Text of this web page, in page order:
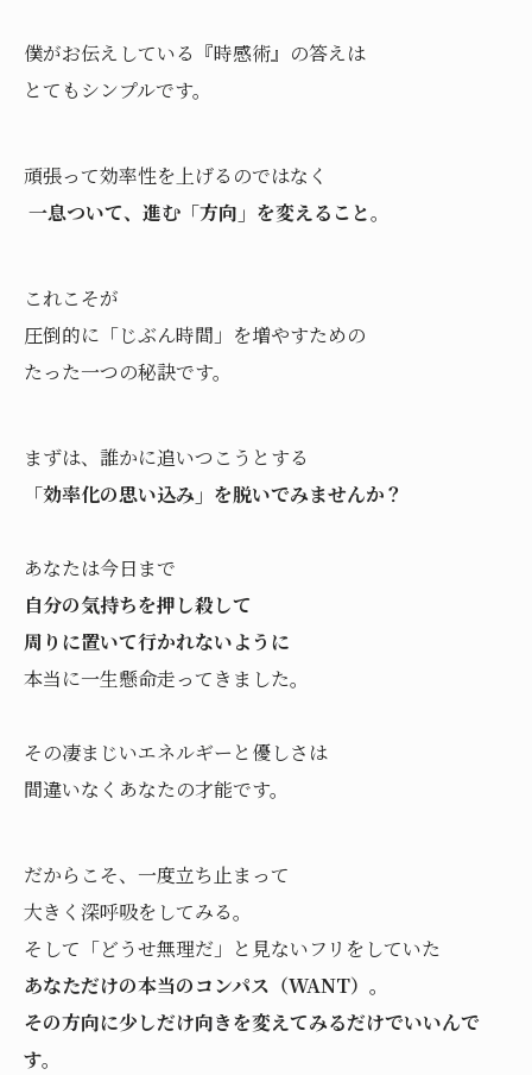
僕がお伝えしている『時感術』の答えは
とてもシンプルです。
頑張って効率性を上げるのではなく
一息ついて、進む「方向」を変えること。
これこそが
圧倒的に「じぶん時間」を増やすための
たった一つの秘訣です。
まずは、誰かに追いつこうとする
「効率化の思い込み」を脱いでみませんか？
あなたは今日まで
自分の気持ちを押し殺して
周りに置いて行かれないように
本当に一生懸命走ってきました。
その凄まじいエネルギーと優しさは
間違いなくあなたの才能です。
だからこそ、一度立ち止まって
大きく深呼吸をしてみる。
そして「どうせ無理だ」と見ないフリをしていた
あなただけの本当のコンパス（WANT）。
その方向に少しだけ向きを変えてみるだけでいいんで
す。